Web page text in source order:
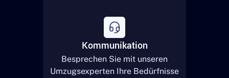
Kommunikation
Besprechen Sie mit unseren
Umzugsexperten Ihre Bedürfnisse